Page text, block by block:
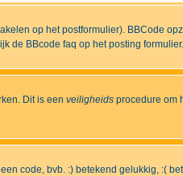
op het postformulier). BBCode
de BBcode faq op het posting formulier.
Dit is een veiligheids procedure om
code, bvb. :) betekend gelukkig, :(